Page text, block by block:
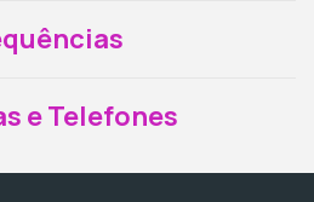
e Telefones